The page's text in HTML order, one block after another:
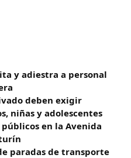
y adiestra a personal
deben exigir
niñas y adolescentes
en la Avenida
paradas de transporte